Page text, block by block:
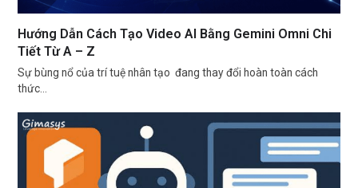
Hướng Dẫn Cách Tạo Video AI Bằng Gemini Omni Chi
Tiết Từ A – Z
Sự bùng nổ của trí tuệ nhân tạo đang thay đổi hoàn toàn cách
thức…